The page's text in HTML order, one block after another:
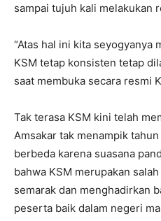
sampai tujuh kali melakukan
“Atas hal ini kita seyogyanya
KSM tetap konsisten tetap
saat membuka secara resmi
Tak terasa KSM kini telah
Amsakar tak menampik
berbeda karena suasana
bahwa KSM merupakan
semarak dan menghadirkan
peserta baik dalam negeri